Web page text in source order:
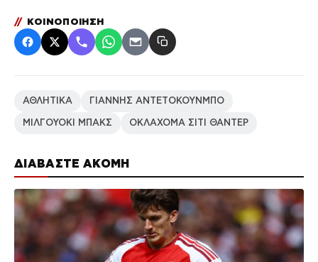
ΔΙΑΒΑΣΤΕ ΑΚΟΜΗ
// ΚΟΙΝΟΠΟΙΗΣΗ
ΑΘΛΗΤΙΚΑ ΓΙΑΝΝΗΣ ΑΝΤΕΤΟΚΟΥΝΜΠΟ
ΜΙΛΓΟΥΟΚΙ ΜΠΑΚΣ ΟΚΛΑΧΟΜΑ ΣΙΤΙ ΘΑΝΤΕΡ